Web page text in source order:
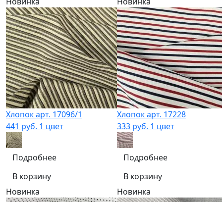
Хлопок арт. 17096/1
441 руб. 1 цвет
Подробнее
В корзину
Хлопок арт. 17228
333 руб. 1 цвет
Подробнее
В корзину
Новинка
Новинка